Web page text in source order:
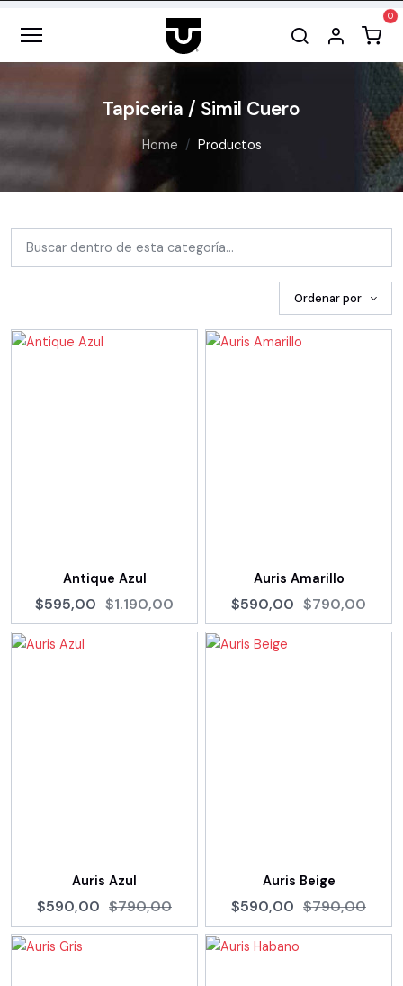
Tapiceria / Simil Cuero
Home Productos
Ordenar por
Antique Azul
$595,00 $1.190,00
Auris Amarillo
$590,00 $790,00
Auris Azul
$590,00 $790,00
Auris Beige
$590,00 $790,00